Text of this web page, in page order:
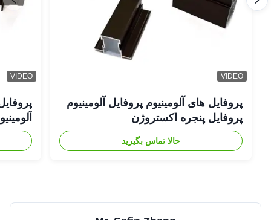
VIDEO
پروفایل های آلومینیوم پروفایل آلومینیوم
پروفایل پنجره اکستروژن
حالا تماس بگیرید
VIDEO